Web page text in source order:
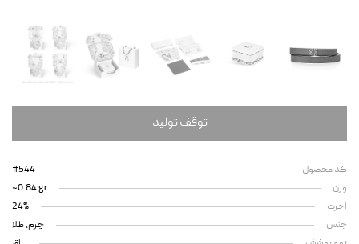
توقف تولید
کد محصول
#544
وزن
~0.84 gr
اجرت
24%
جنس
چرم، طلا